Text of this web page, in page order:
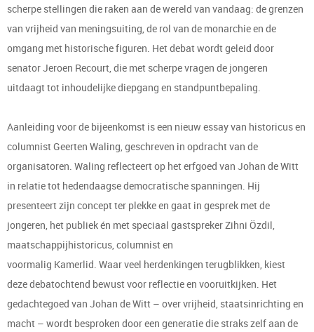
scherpe stellingen die raken aan de wereld van vandaag: de grenzen
van vrijheid van meningsuiting, de rol van de monarchie en de
omgang met historische figuren. Het debat wordt geleid door
senator Jeroen Recourt, die met scherpe vragen de jongeren
uitdaagt tot inhoudelijke diepgang en standpuntbepaling.
Aanleiding voor de bijeenkomst is een nieuw essay van historicus en
columnist Geerten Waling, geschreven in opdracht van de
organisatoren. Waling reflecteert op het erfgoed van Johan de Witt
in relatie tot hedendaagse democratische spanningen. Hij
presenteert zijn concept ter plekke en gaat in gesprek met de
jongeren, het publiek én met speciaal gastspreker Zihni Özdil,
maatschappijhistoricus, columnist en
voormalig Kamerlid. Waar veel herdenkingen terugblikken, kiest
deze debatochtend bewust voor reflectie en vooruitkijken. Het
gedachtegoed van Johan de Witt – over vrijheid, staatsinrichting en
macht – wordt besproken door een generatie die straks zelf aan de